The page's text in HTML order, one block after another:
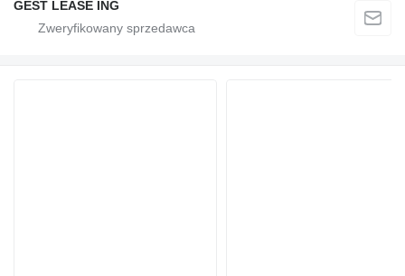
GEST LEASE ING